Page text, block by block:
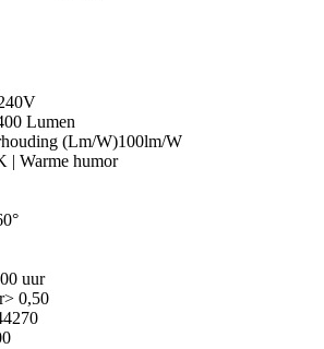
Lumen
(Lm/W)100lm/W
| Warme humor
uur
0,50